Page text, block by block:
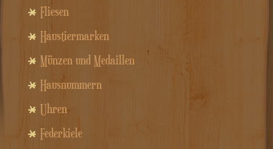
Fliesen
Haustiermarken
Münzen und Medaillen
Hausnummern
Uhren
Federkiele